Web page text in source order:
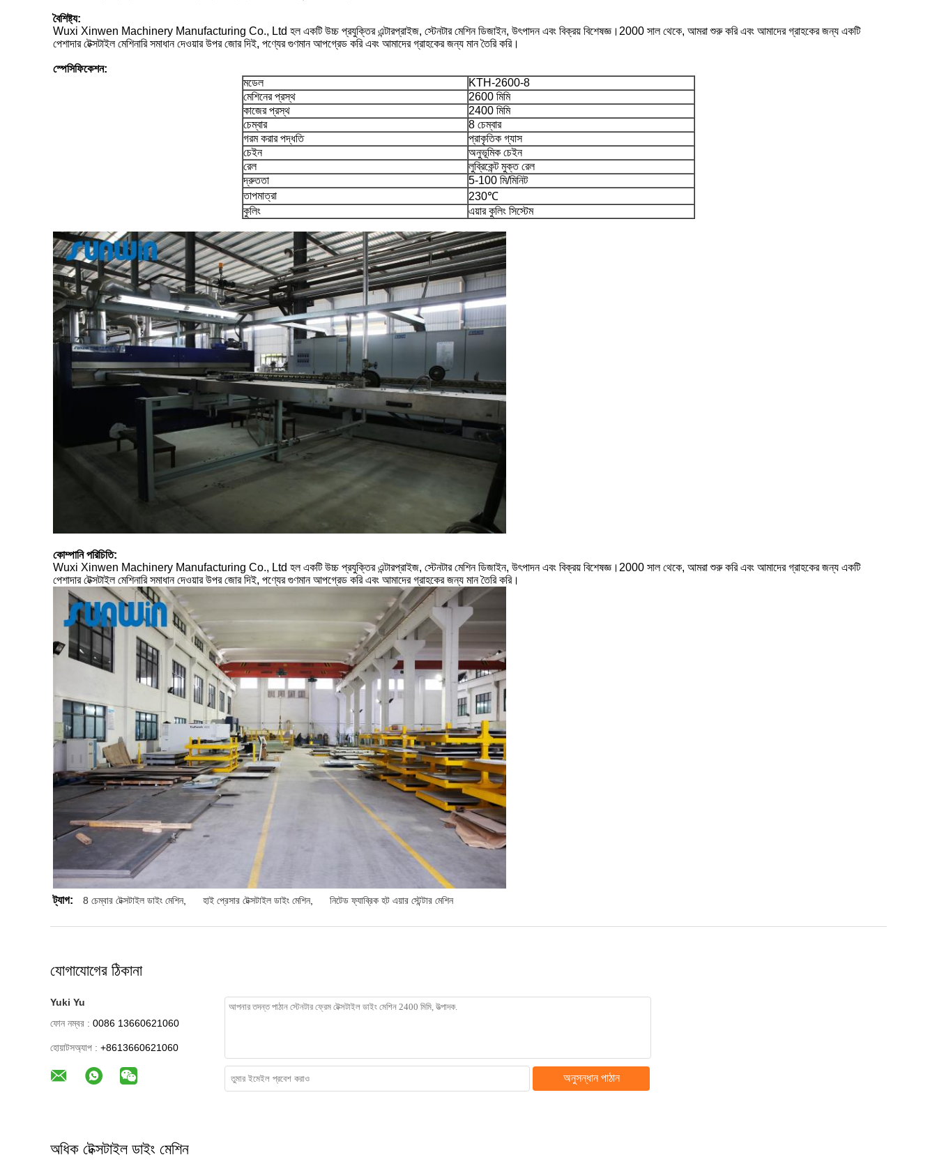
বৈশিষ্ট্য:
Wuxi Xinwen Machinery Manufacturing Co., Ltd হল একটি উচ্চ প্রযুক্তির এন্টারপ্রাইজ, স্টেনটার মেশিন ডিজাইন, উৎপাদন এবং বিক্রয় বিশেষজ্ঞ।2000 সাল থেকে, আমরা শুরু করি এবং আমাদের গ্রাহকের জন্য একটি
পেশাদার টেক্সটাইল মেশিনারি সমাধান দেওয়ার উপর জোর দিই, পণ্যের গুণমান আপগ্রেড করি এবং আমাদের গ্রাহকের জন্য মান তৈরি করি।
স্পেসিফিকেশন:
মডেল
KTH-2600-8
মেশিনের প্রস্থ
2600 মিমি
কাজের প্রস্থ
2400 মিমি
চেম্বার
8 চেম্বার
গরম করার পদ্ধতি
প্রাকৃতিক গ্যাস
চেইন
অনুভূমিক চেইন
রেল
লুব্রিকেন্ট মুক্ত রেল
দ্রুততা
5-100 মি/মিনিট
তাপমাত্রা
230℃
কুলিং
এয়ার কুলিং সিস্টেম
কোম্পানি পরিচিতি:
Wuxi Xinwen Machinery Manufacturing Co., Ltd হল একটি উচ্চ প্রযুক্তির এন্টারপ্রাইজ, স্টেনটার মেশিন ডিজাইন, উৎপাদন এবং বিক্রয় বিশেষজ্ঞ।2000 সাল থেকে, আমরা শুরু করি এবং আমাদের গ্রাহকের জন্য একটি
পেশাদার টেক্সটাইল মেশিনারি সমাধান দেওয়ার উপর জোর দিই, পণ্যের গুণমান আপগ্রেড করি এবং আমাদের গ্রাহকের জন্য মান তৈরি করি।
ট্যাগ: 8 চেম্বার টেক্সটাইল ডাইং মেশিন, হাই প্রেসার টেক্সটাইল ডাইং মেশিন, নিটেড ফ্যাব্রিক হট এয়ার স্টেন্টার মেশিন
যোগাযোগের ঠিকানা
Yuki Yu
ফোন নম্বর : 0086 13660621060
হোয়াটসঅ্যাপ : +8613660621060
অনুসন্ধান পাঠান
অধিক টেক্সটাইল ডাইং মেশিন